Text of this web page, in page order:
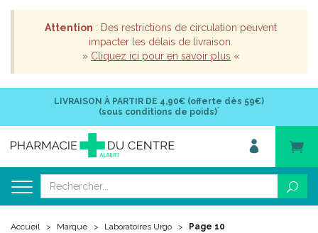
Attention : Des restrictions de circulation peuvent
impacter les délais de livraison.
» Cliquez ici pour en savoir plus «
LIVRAISON À PARTIR DE 4,90€ (offerte dès 59€)
(sous conditions de poids)*
Accueil Marque Laboratoires Urgo Page 10